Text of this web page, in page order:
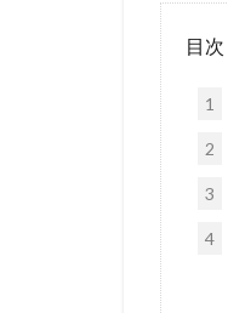
目次
1
2
3
4